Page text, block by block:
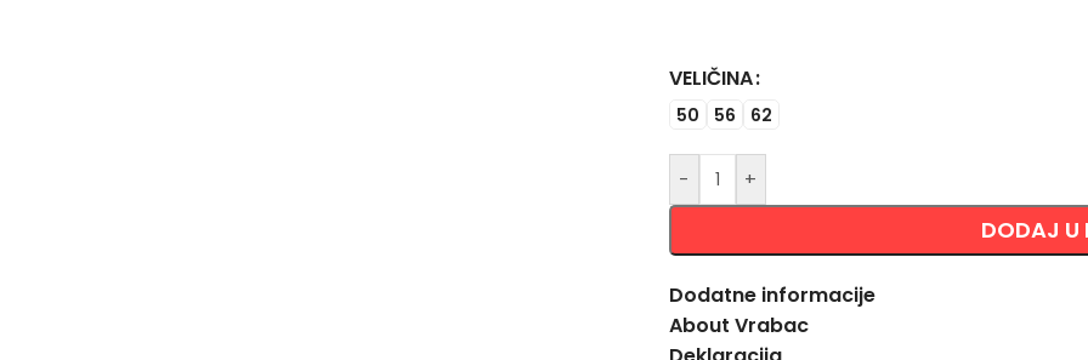
VELIČINA
50 56 62
- +
DODAJ U
Alternative:
Dodatne informacije
About Vrabac